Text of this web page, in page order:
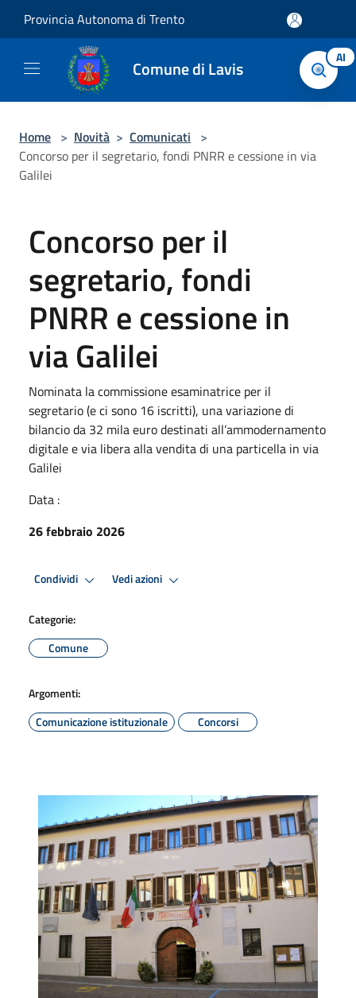
Provincia Autonoma di Trento
Comune di Lavis AI
Home > Novità > Comunicati >
Concorso per il segretario, fondi PNRR e cessione in via
Galilei
Concorso per il
segretario, fondi
PNRR e cessione in
via Galilei
Nominata la commissione esaminatrice per il
segretario (e ci sono 16 iscritti), una variazione di
bilancio da 32 mila euro destinati all’ammodernamento
digitale e via libera alla vendita di una particella in via
Galilei
Data :
26 febbraio 2026
Condividi Vedi azioni
Categorie:
Comune
Argomenti:
Comunicazione istituzionale
Concorsi